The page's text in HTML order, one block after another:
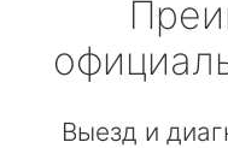
Выезд и